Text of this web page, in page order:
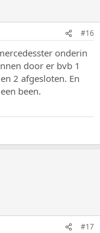
#16
onderin
door er bvb 1
2 afgesloten. En
been.
#17